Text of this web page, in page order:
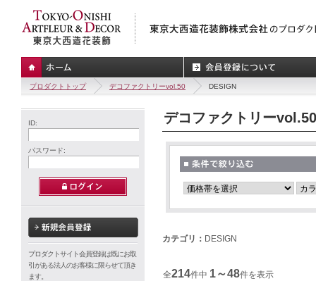
プロダクトトップ デコファクトリーvol.50 DESIGN
ID:
パスワード:
プロダクトサイト会員登録は既にお取
引がある法人のお客様に限らせて頂き
ます。
デコファクトリーvol.50
カテゴリ： DESIGN
全214件中 1～48件を表示